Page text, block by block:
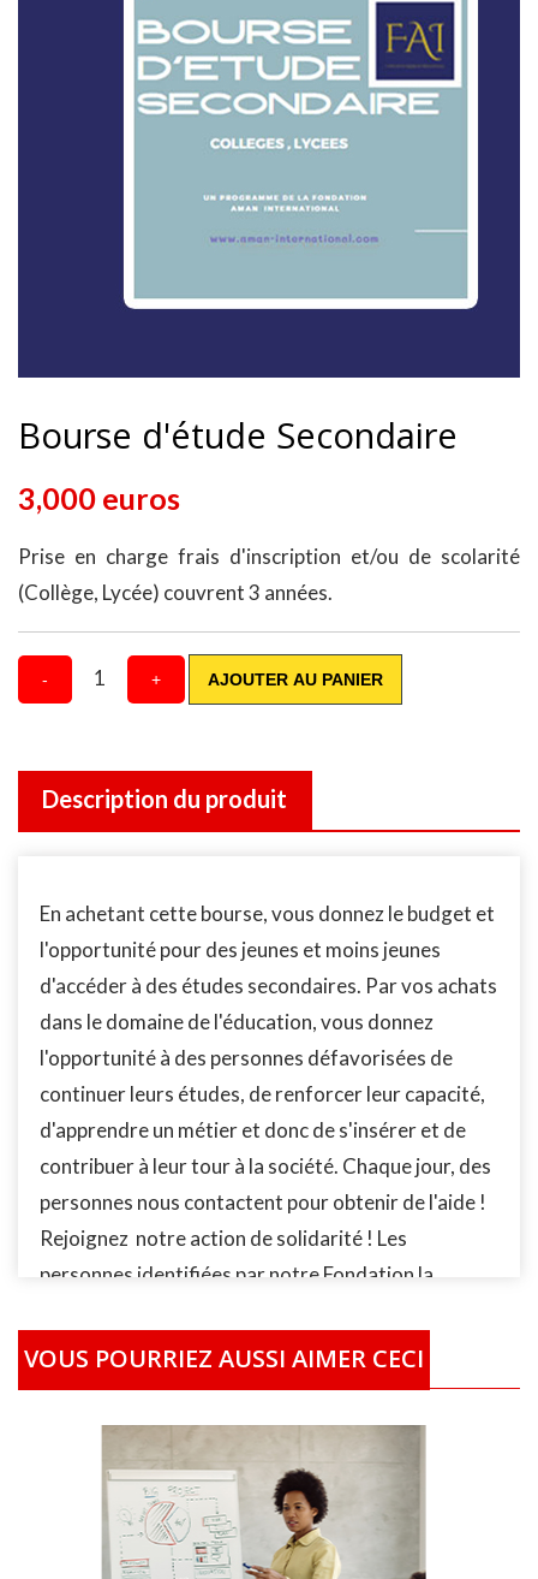
Bourse d'étude Secondaire
3,000 euros
Prise en charge frais d'inscription et/ou de scolarité
(Collège, Lycée) couvrent 3 années.
- 1 + AJOUTER AU PANIER
Description du produit
En achetant cette bourse, vous donnez le budget et
l'opportunité pour des jeunes et moins jeunes
d'accéder à des études secondaires. Par vos achats
dans le domaine de l'éducation, vous donnez
l'opportunité à des personnes défavorisées de
continuer leurs études, de renforcer leur capacité,
d'apprendre un métier et donc de s'insérer et de
contribuer à leur tour à la société. Chaque jour, des
personnes nous contactent pour obtenir de l'aide !
Rejoignez notre action de solidarité ! Les
personnes identifiées par notre Fondation la
difficultés à se former, recevrons le financement de
leur études/formation localement partout dans le
économique, les bénéficiaires recevront la prise en
charge complète ou partielle selon le cas de leur
études/formation. Vous pouvez également acheter
plusieurs Kits scolaires afin de nous permettre de
VOUS POURRIEZ AUSSI AIMER CECI